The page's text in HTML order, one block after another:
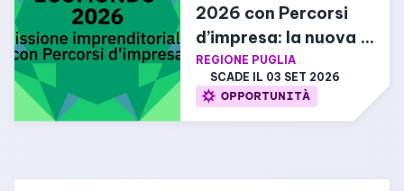
2026 con Percorsi
d’impresa: la nuova
missione
imprenditoriale
REGIONE PUGLIA
SCADE IL 03 SET 2026
OPPORTUNITÀ
ESPANDI